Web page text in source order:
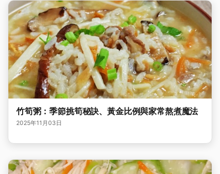
竹筍粥：季節挑筍秘訣、黃金比例與家常熬煮魔法
2025年11月03日